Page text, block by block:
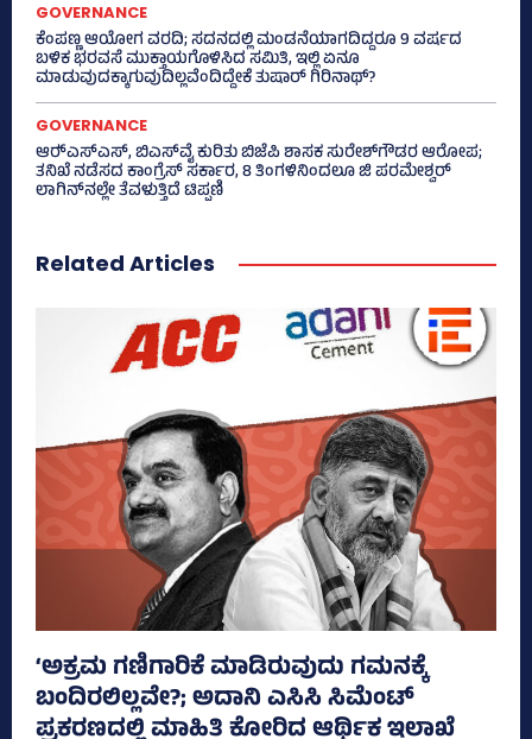
GOVERNANCE
ಕೆಂಪಣ್ಣ ಆಯೋಗ ವರದಿ; ಸದನದಲ್ಲಿ ಮಂಡನೆಯಾಗದಿದ್ದರೂ 9 ವರ್ಷದ
ಬಳಿಕ ಭರವಸೆ ಮುಕ್ತಾಯಗೊಳಿಸಿದ ಸಮಿತಿ, ಇಲ್ಲಿ ಏನೂ
ಮಾಡುವುದಕ್ಕಾಗುವುದಿಲ್ಲವೆಂದಿದ್ದೇಕೆ ತುಷಾರ್ ಗಿರಿನಾಥ್?
GOVERNANCE
ಆರ್‍‌ಎಸ್‌ಎಸ್‌, ಬಿಎಸ್‌ವೈ ಕುರಿತು ಬಿಜೆಪಿ ಶಾಸಕ ಸುರೇಶ್‌ಗೌಡರ ಆರೋಪ;
ತನಿಖೆ ನಡೆಸದ ಕಾಂಗ್ರೆಸ್‌ ಸರ್ಕಾರ, 8 ತಿಂಗಳಿನಿಂದಲೂ ಜಿ ಪರಮೇಶ್ವರ್
ಲಾಗಿನ್‌ನಲ್ಲೇ ತೆವಳುತ್ತಿದೆ ಟಿಪ್ಪಣಿ
Related Articles
‘ಅಕ್ರಮ ಗಣಿಗಾರಿಕೆ ಮಾಡಿರುವುದು ಗಮನಕ್ಕೆ
ಬಂದಿರಲಿಲ್ಲವೇ?; ಅದಾನಿ ಎಸಿಸಿ ಸಿಮೆಂಟ್
ಪ್ರಕರಣದಲ್ಲಿ ಮಾಹಿತಿ ಕೋರಿದ ಆರ್ಥಿಕ ಇಲಾಖೆ